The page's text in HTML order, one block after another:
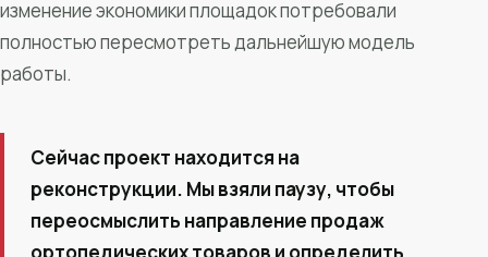
изменение экономики площадок потребовали
полностью пересмотреть дальнейшую модель
работы.
Сейчас проект находится на
реконструкции. Мы взяли паузу, чтобы
переосмыслить направление продаж